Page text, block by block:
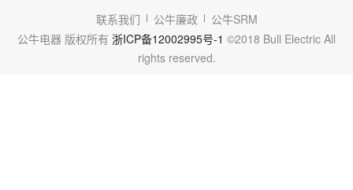
联系我们 公牛廉政
公牛SRM
公牛电器 版权所有 浙ICP备12002995号-1 ©2018 Bull Electric All
rights reserved.